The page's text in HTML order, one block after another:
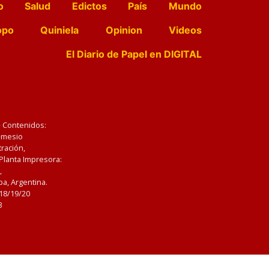
Salud Edictos País
Mundo
Quiniela Opinion
Videos
El Diario de Papel en DIGITAL
Impresora:
Argentina.
19/20